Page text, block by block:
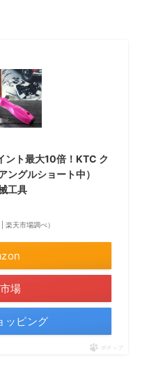
ント最大10倍！KTC ク
ングルショート中）
工具
楽天市場調べ）
場
ッピング
ポチップ